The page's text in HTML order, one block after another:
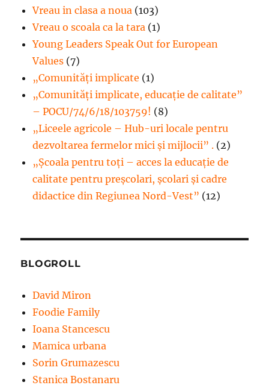
Vreau in clasa a noua (103)
Vreau o scoala ca la tara (1)
Young Leaders Speak Out for European
Values (7)
„Comunități implicate (1)
„Comunități implicate, educație de calitate”
– POCU/74/6/18/103759! (8)
„Liceele agricole – Hub-uri locale pentru
dezvoltarea fermelor mici şi mijlocii” . (2)
„Școala pentru toți – acces la educație de
calitate pentru preșcolari, școlari și cadre
didactice din Regiunea Nord-Vest” (12)
BLOGROLL
David Miron
Foodie Family
Ioana Stancescu
Mamica urbana
Sorin Grumazescu
Stanica Bostanaru